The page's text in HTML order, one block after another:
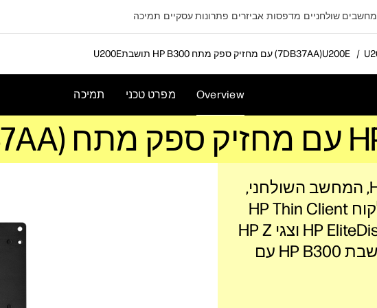
מחשבים שולחניים מדפסות אביזרים פתרונות עסקיים תמיכה
תושבת HP B300‎ עם מחזיק ספק מתח (7DB37AA)
Overview מפרט טכני תמיכה
חבר את תחנת העבודה של HP, המחשב השולחני,
HP Mini‏, HP Chromebox או לקוח HP Thin Client
נבחר ישירות מאחורי צגי HP EliteDisplay וצגי HP Z
באמצעות תושבת HP B300 עם